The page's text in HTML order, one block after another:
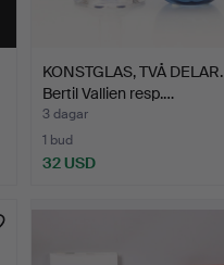
KONSTGLAS, TVÅ DELAR.
Bertil Vallien resp.…
3 dagar
1 bud
32 USD